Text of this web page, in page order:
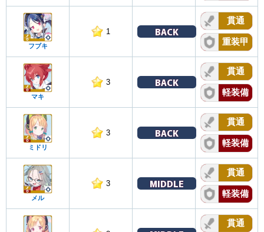
フブキ
1 BACK
貫通
重装甲
マキ
3 BACK
貫通
軽装備
ミドリ
3 BACK
貫通
軽装備
メル
3 MIDDLE
貫通
軽装備
貫通